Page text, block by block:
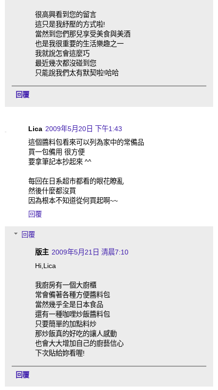
很高興看到您的留言
這只是我紓壓的方式啦!
當然到您們那兒享受美食與美酒
也是我很重要的生活樂趣之一
我就說怎會這麼巧
最近幾次都沒碰到您
只能說我們太有默契啦!哈哈
回覆
Lica 2009年5月20日 下午1:43
這個醬料包看來可以列為家中的常備品
買一包備用 很方便
要拿筆記本抄起來 ^^
每回在日系超市都看的眼花瞭亂
然後什麼都沒買
因為根本不知道從何買起啊~~
回覆
回覆
版主 2009年5月21日 清晨7:10
Hi,Lica
我廚房有一個大廚櫃
常會備著各種方便醬料包
當然幾乎全是日本食品
還有一種咖哩炒飯醬料包
只要簡單的加點料炒
那炒飯真的好吃的讓人感動
也會大大增加自己的廚藝信心
下次貼給妳看喔!
回覆